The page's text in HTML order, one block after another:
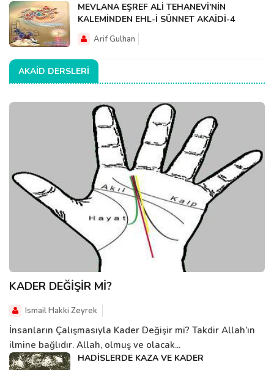
MEVLANA EŞREF ALİ TEHANEVİ'NİN
KALEMİNDEN EHL-İ SÜNNET AKAİDİ-4
Arif Gulhan
AKAID DERSLERI
KADER DEĞİŞİR Mİ?
Ismail Hakki Zeyrek
İnsanların Çalışmasıyla Kader Değişir mi? Takdir Allah’ın
ilmine bağlıdır. Allah, olmuş ve olacak...
HADİSLERDE KAZA VE KADER